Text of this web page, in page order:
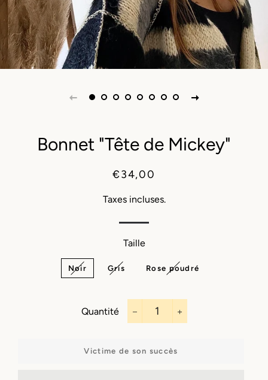
Bonnet "Tête de Mickey"
Prix
Prix
€34,00
Taxes incluses.
Taille
Noir Gris Rose poudré
Quantité
−
+
Victime de son succès